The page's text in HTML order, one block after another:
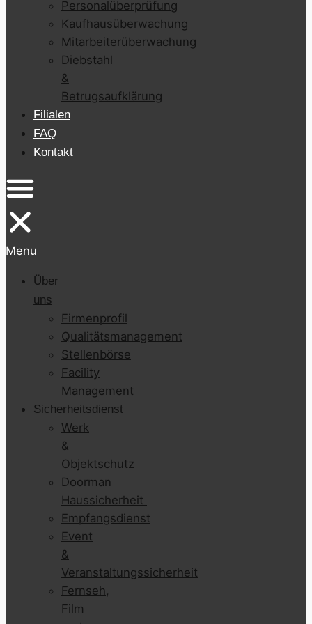
Personalüberprüfung
Kaufhausüberwachung
Mitarbeiterüberwachung
Diebstahl
&
Betrugsaufklärung
Filialen
FAQ
Kontakt
Menu
Über
uns
Firmenprofil
Qualitätsmanagement
Stellenbörse
Facility
Management
Sicherheitsdienst
Werk
&
Objektschutz
Doorman
Haussicherheit
Empfangsdienst
Event
&
Veranstaltungssicherheit
Fernseh,
Film